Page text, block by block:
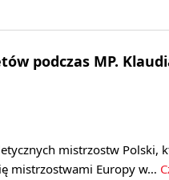
podczas MP.
mistrzostw Polski,
mistrzostwami Europy w…